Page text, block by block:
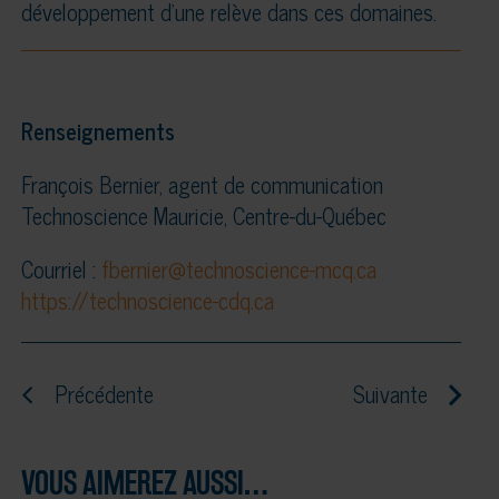
développement d’une relève dans ces domaines.
Renseignements
François Bernier, agent de communication
Technoscience Mauricie, Centre-du-Québec
Courriel : fbernier@technoscience-mcq.ca
https://technoscience-cdq.ca
Précédente Suivante
VOUS AIMEREZ AUSSI…